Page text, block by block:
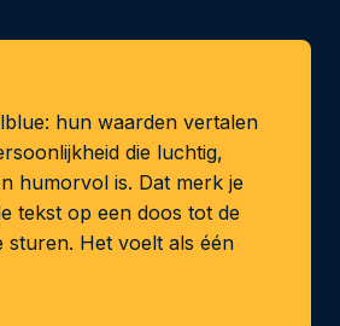
hun waarden vertalen
die luchtig,
humorvol is. Dat merk je
tekst op een doos tot de
sturen. Het voelt als één